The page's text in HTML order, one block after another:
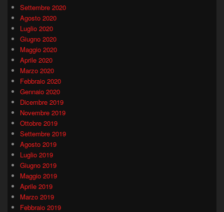
Settembre 2020
Agosto 2020
Luglio 2020
Giugno 2020
Maggio 2020
Aprile 2020
Marzo 2020
Febbraio 2020
Gennaio 2020
Dicembre 2019
Novembre 2019
Ottobre 2019
Settembre 2019
Agosto 2019
Luglio 2019
Giugno 2019
Maggio 2019
Aprile 2019
Marzo 2019
Febbraio 2019